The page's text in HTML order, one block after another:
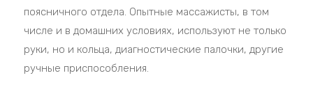
поясничного отдела. Опытные массажисты, в том
числе и в домашних условиях, используют не только
руки, но и кольца, диагностические палочки, другие
ручные приспособления.